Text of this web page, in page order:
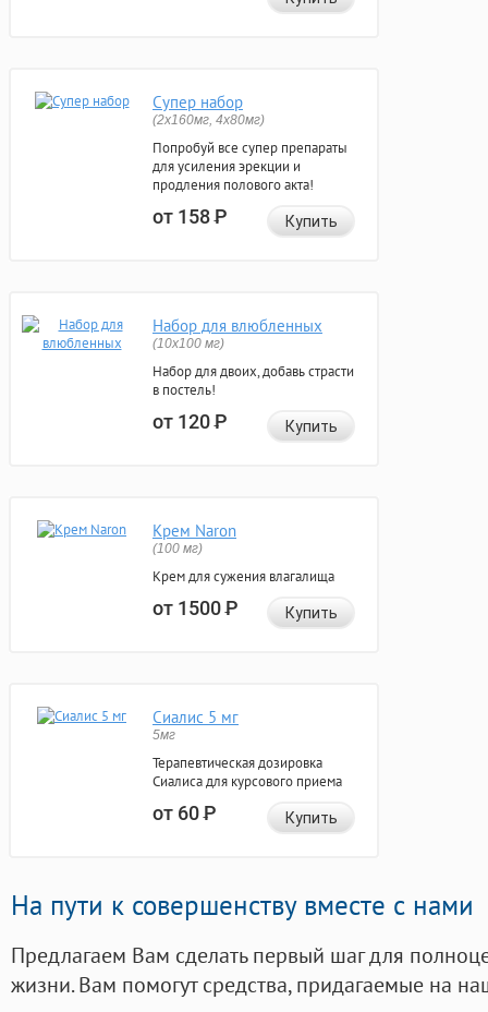
Супер набор
(2х160мг, 4х80мг)
Попробуй все супер препараты
для усиления эрекции и
продления полового акта!
от 158Р Купить
Набор для влюбленных
(10х100 мг)
Набор для двоих, добавь страсти
в постель!
от 120Р Купить
Крем Naron
(100 мг)
Крем для сужения влагалища
от 1500Р Купить
Сиалис 5 мг
5мг
Терапевтическая дозировка
Сиалиса для курсового приема
от 60Р Купить
На пути к совершенству вместе с нами
Предлагаем Вам сделать первый шаг для
жизни. Вам помогут средства, придагаемые на